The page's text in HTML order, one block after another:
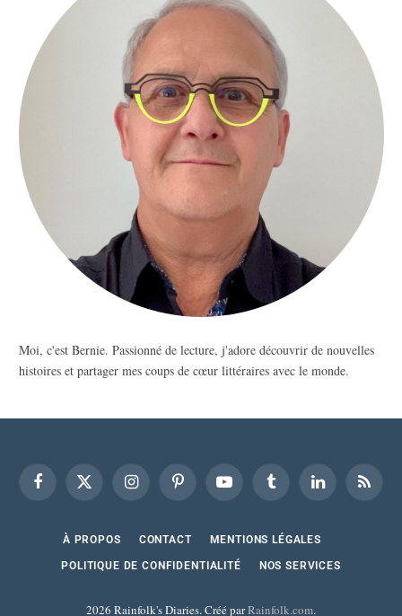
Moi, c'est Bernie. Passionné de lecture, j'adore découvrir de nouvelles
histoires et partager mes coups de cœur littéraires avec le monde.
FacebookX
InstagramPinterest YouTube Tumblr LinkedInRSS
À PROPOS CONTACT MENTIONS LÉGALES
POLITIQUE DE CONFIDENTIALITÉ NOS SERVICES
2026 Rainfolk's Diaries. Créé parRainfolk.com.